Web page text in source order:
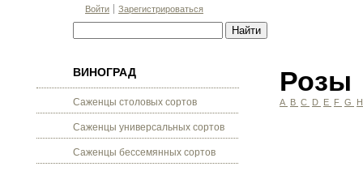
Войти Зарегистрироваться
ВИНОГРАД
Саженцы столовых сортов
Саженцы универсальных сортов
Саженцы бессемянных сортов
Розы
A B C D E F G